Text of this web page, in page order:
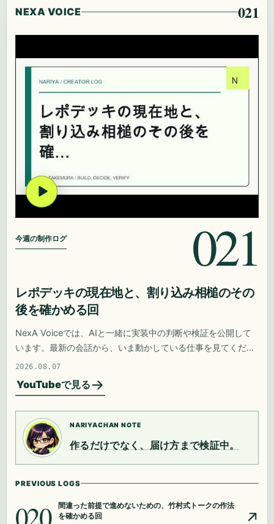
NEXA VOICE 021
今週の制作ログ 021
レポデッキの現在地と、割り込み相槌のその
後を確かめる回
NexA Voiceでは、AIと一緒に実装中の判断や検証を公開して
います。最新の会話から、いま動かしている仕事を見てくださ
い。
2026.08.07
YouTubeで見る
NARIYACHAN NOTE
作るだけでなく、届け方まで検証中。
PREVIOUS LOGS
020
間違った前提で進めないための、竹村式トークの作法
を確かめる回